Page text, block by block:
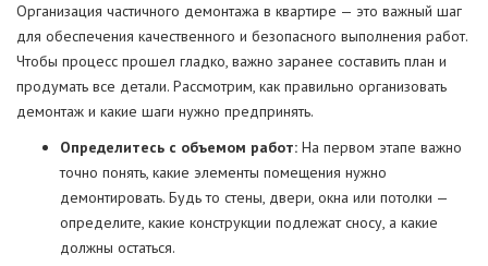
Организация частичного демонтажа в квартире — это важный шаг
для обеспечения качественного и безопасного выполнения работ.
Чтобы процесс прошел гладко, важно заранее составить план и
продумать все детали. Рассмотрим, как правильно организовать
демонтаж и какие шаги нужно предпринять.
Определитесь с объемом работ: На первом этапе важно
точно понять, какие элементы помещения нужно
демонтировать. Будь то стены, двери, окна или потолки —
определите, какие конструкции подлежат сносу, а какие
должны остаться.